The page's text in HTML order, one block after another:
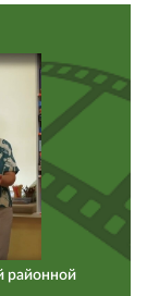
районной